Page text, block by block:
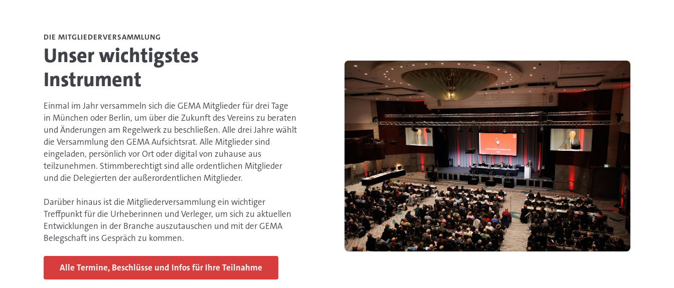
DIE MITGLIEDERVERSAMMLUNG
Unser wichtigstes
Instrument
Einmal im Jahr versammeln sich die GEMA Mitglieder für drei Tage
in München oder Berlin, um über die Zukunft des Vereins zu beraten
und Änderungen am Regelwerk zu beschließen. Alle drei Jahre wählt
die Versammlung den GEMA Aufsichtsrat. Alle Mitglieder sind
eingeladen, persönlich vor Ort oder digital von zuhause aus
teilzunehmen. Stimmberechtigt sind alle ordentlichen Mitglieder
und die Delegierten der außerordentlichen Mitglieder.
Darüber hinaus ist die Mitgliederversammlung ein wichtiger
Treffpunkt für die Urheberinnen und Verleger, um sich zu aktuellen
Entwicklungen in der Branche auszutauschen und mit der GEMA
Belegschaft ins Gespräch zu kommen.
Alle Termine, Beschlüsse und Infos für Ihre Teilnahme